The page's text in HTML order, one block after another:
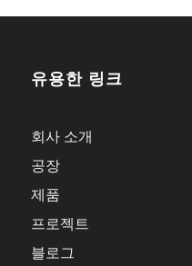
유용한 링크
회사 소개
공장
제품
프로젝트
블로그